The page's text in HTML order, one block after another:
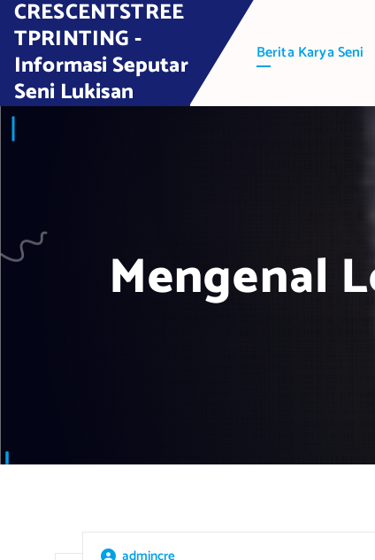
n
CRESCENTSTREE
TPRINTING -
Informasi Seputar
Seni Lukisan
Berita Karya Seni
Mengenal